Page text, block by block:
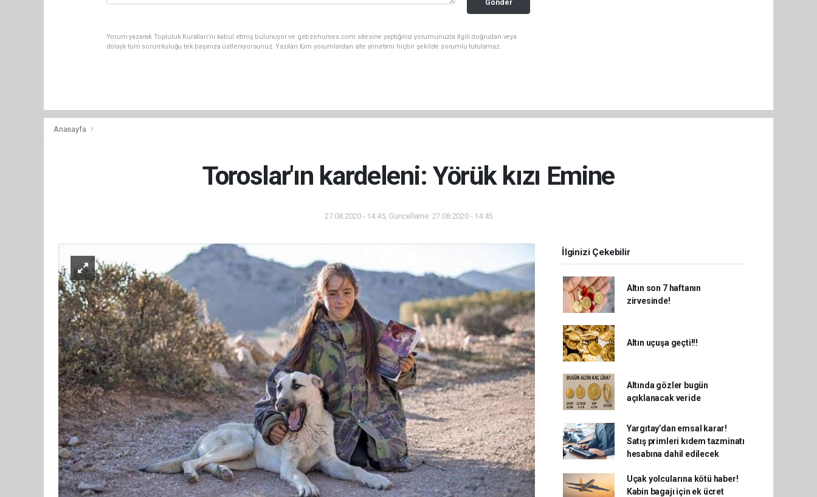
Gönder
Yorum yazarak Topluluk Kuralları’nı kabul etmiş bulunuyor ve gebzehurses.com sitesine yaptığınız yorumunuzla ilgili doğrudan veya
dolaylı tüm sorumluluğu tek başınıza üstleniyorsunuz. Yazılan tüm yorumlardan site yönetimi hiçbir şekilde sorumlu tutulamaz.
Anasayfa
Toroslar'ın kardeleni: Yörük kızı Emine
27.08.2020 - 14:45, Güncelleme: 27.08.2020 - 14:45
İlginizi Çekebilir
Altın son 7 haftanın
zirvesinde!
Altın uçuşa geçti!!!
Altında gözler bugün
açıklanacak veride
Yargıtay’dan emsal karar!
Satış primleri kıdem tazminatı
hesabına dahil edilecek
Uçak yolcularına kötü haber!
Kabin bagajı için ek ücret